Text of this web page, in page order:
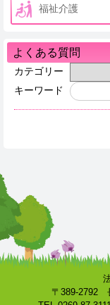
福祉介護
よくある質問
カテゴリー
キーワード
〒389-2792